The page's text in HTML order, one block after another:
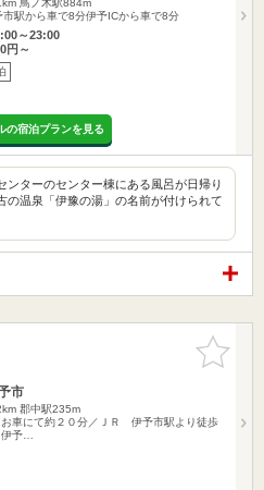
鳥ノ木駅884m
市駅から車で8分伊予ICから車で8分
～23:00
円～
の宿泊プランを見る
ンターのセンター棟にある風呂が日帰り
の温泉「伊豫の湯」の名前が付けられて
お気に入
りに追加
市
郡中駅235m
車にて約２０分／ＪＲ 伊予市駅より徒歩
予…